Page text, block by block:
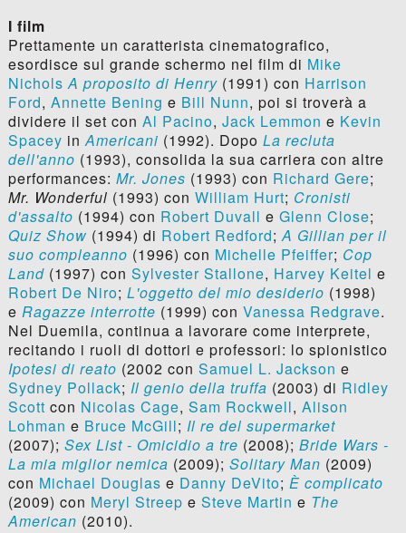
I film
Prettamente un caratterista cinematografico,
esordisce sul grande schermo nel film di Mike
Nichols A proposito di Henry(1991) con Harrison
Ford, Annette Bening e Bill Nunn, poi si troverà a
dividere il set con Al Pacino, Jack Lemmon e Kevin
Spacey inAmericani (1992). Dopo La recluta
dell'anno (1993), consolida la sua carriera con altre
performances: Mr. Jones (1993) con Richard Gere;
Mr. Wonderful (1993) con William Hurt; Cronisti
d'assalto (1994) con Robert Duvall e Glenn Close;
Quiz Show (1994) di Robert Redford;A Gillian per il
suo compleanno (1996) con Michelle Pfeiffer; Cop
Land(1997) con Sylvester Stallone, Harvey Keitel e
Robert De Niro; L'oggetto del mio desiderio (1998)
e Ragazze interrotte (1999) con Vanessa Redgrave.
Nel Duemila, continua a lavorare come interprete,
recitando i ruoli di dottori e professori: lo spionistico
Ipotesi di reato (2002 con Samuel L. Jackson e
Sydney Pollack; Il genio della truffa (2003) di Ridley
Scott con Nicolas Cage, Sam Rockwell, Alison
Lohman e Bruce McGill; Il re del supermarket
(2007); Sex List - Omicidio a tre (2008); Bride Wars -
La mia miglior nemica (2009); Solitary Man (2009)
con Michael Douglas e Danny DeVito; È complicato
(2009) con Meryl Streep e Steve Martin e The
American (2010).